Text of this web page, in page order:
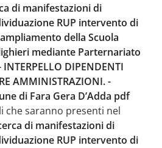
di manifestazioni di
RUP intervento di
della Scuola
mediante Parternariato
DIPENDENTI
AMMINISTRAZIONI. -
di Fara Gera D’Adda pdf
che saranno presenti nel
di manifestazioni di
RUP intervento di